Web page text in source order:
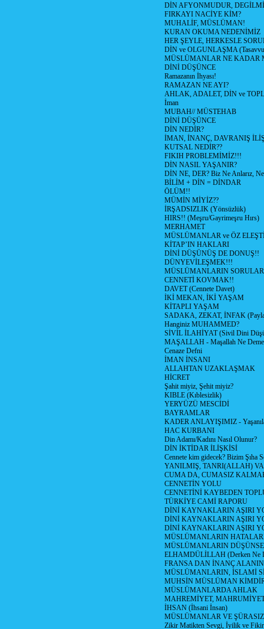
DİN AFYONMUDUR,
FIRKAYI NACİYE KİM?
MUHALİF, MÜSLÜMAN!
KURAN OKUMA NEDENİMİZ
HER ŞEYLE, HERKESLE
DİN ve OLGUNLAŞMA
MÜSLÜMANLAR NE KADAR
DİNİ DÜŞÜNCE
Ramazanın İhyası!
RAMAZAN NE AYI?
AHLAK, ADALET, DİN ve
İman
MUBAH// MÜSTEHAB
DİNİ DÜŞÜNCE
DİN NEDİR?
İMAN, İNANÇ, DAVRANIŞ
KUTSAL NEDİR??
FIKIH PROBLEMİMİZ!!!
DİN NASIL YAŞANIR?
DİN NE, DER? Biz Ne Anlarız, Ne
BİLİM + DİN = DİNDAR
ÖLÜM!!
MÜMİN MİYİZ??
İRŞADSIZLIK (Yönsüzlük)
HIRS!! (Meşru/Gayrimeşru Hırs)
MERHAMET
MÜSLÜMANLAR ve ÖZ
KİTAP’IN HAKLARI
DİNİ DÜŞÜNÜŞ DE DONUŞ!!
DÜNYEVİLEŞMEK!!!
MÜSLÜMANLARIN
CENNETİ KOVMAK!!
DAVET (Cennete Davet)
İKİ MEKAN, İKİ YAŞAM
KİTAPLI YAŞAM
SADAKA, ZEKAT, İNFAK
Hanginiz MUHAMMED?
SİVİL İLAHİYAT (Sivil Dini
MAŞALLAH - Maşallah Ne
Cenaze Defni
İMAN İNSANI
ALLAHTAN UZAKLAŞMAK
HİCRET
Şahit miyiz, Şehit miyiz?
KIBLE (Kıblesizlik)
YERYÜZÜ MESCİDİ
BAYRAMLAR
KADER ANLAYIŞIMIZ -
HAC KURBANI
Din Adamı/Kadını Nasıl Olunur?
DİN İKTİDAR İLİŞKİSİ
Cennete kim gidecek? Bizim Şıha
YANILMIŞ, TANRI(ALLAH)
CUMA DA, CUMASIZ
CENNETİN YOLU
CENNETİNİ KAYBEDEN
TÜRKİYE CAMİ RAPORU
DİNİ KAYNAKLARIN AŞIRI
DİNİ KAYNAKLARIN AŞIRI
DİNİ KAYNAKLARIN AŞIRI
MÜSLÜMANLARIN
MÜSLÜMANLARIN
ELHAMDÜLİLLAH (Derken Ne
FRANSA DAN İNANÇ
MÜSLÜMANLARIN, İSLAMİ
MUHSİN MÜSLÜMAN
MÜSLÜMANLARDA AHLAK
MAHREMİYET,
İHSAN (İhsani İnsan)
MÜSLÜMANLAR VE
Zikir Matikten Sevgi, İyilik ve